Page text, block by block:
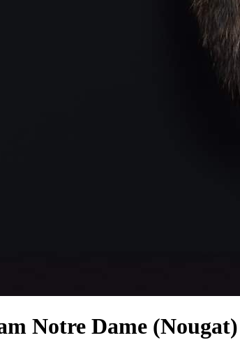
Notre Dame (Nougat)